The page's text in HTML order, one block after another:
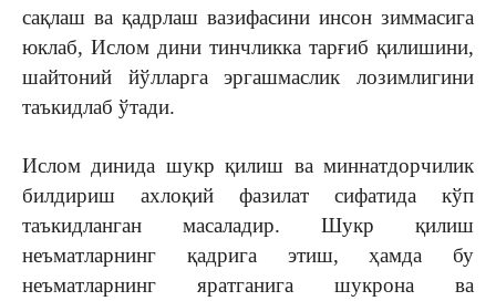
сақлаш ва қадрлаш вазифасини инсон зиммасига
юклаб, Ислом дини тинчликка тарғиб қилишини,
шайтоний йўлларга эргашмаслик лозимлигини
таъкидлаб ўтади.
Ислом динида шукр қилиш ва миннатдорчилик
билдириш ахлоқий фазилат сифатида кўп
таъкидланган масаладир. Шукр қилиш
неъматларнинг қадрига этиш, ҳамда бу
неъматларнинг яратганига шукрона ва